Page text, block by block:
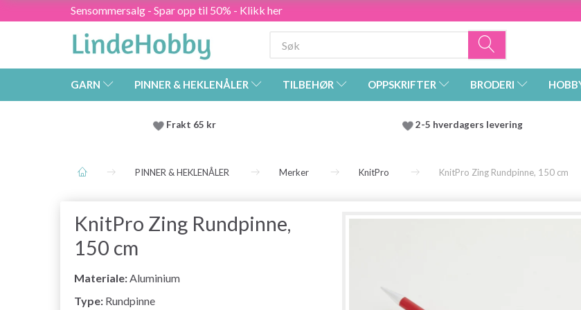
Sensommersalg - Spar opp til 50% - Klikk her
GARN PINNER & HEKLENÅLER TILBEHØR OPPSKRIFTER BRODERI
Frakt 65 kr 2-5 hverdagers levering
PINNER & HEKLENÅLER Merker KnitPro KnitPro Zing Rundpinne, 150 cm
KnitPro Zing Rundpinne,
150 cm
Materiale:Aluminium
Type: Rundpinne